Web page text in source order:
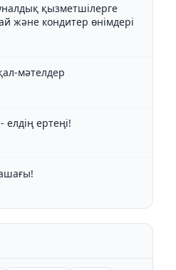
қызметшілерге
және кондитер өнімдері
мәтелдер
ертеңі!